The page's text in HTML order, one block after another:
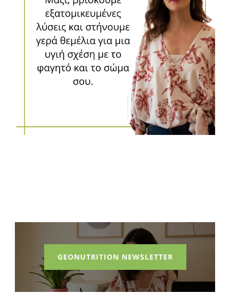
GEONUTRITION NEWSLETTER